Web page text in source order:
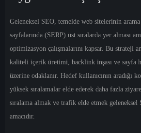
Geleneksel SEO, temelde web sitelerinin
sayfalarında (SERP) üst sıralarda yer alması
optimizasyon çalışmalarını kapsar. Bu strateji
kaliteli içerik üretimi, backlink inşası ve sayfa
üzerine odaklanır. Hedef kullanıcının aradığı
yüksek sıralamalar elde ederek daha fazla
sıralama almak ve trafik elde etmek geleneksel
amacıdır.